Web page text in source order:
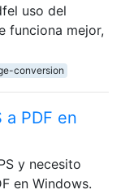
uso del
funciona mejor,
conversion
a PDF en
y necesito
en Windows.